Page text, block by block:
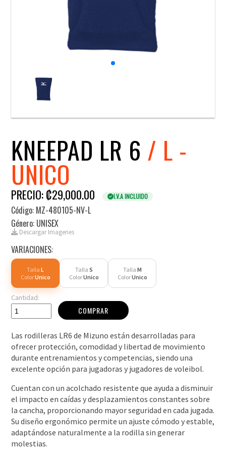
KNEEPAD LR 6 / L -
UNICO
PRECIO: ₡29,000.00 I.V.A INCLUIDO
Código: MZ-480105-NV-L
Género: UNISEX
Descargar Imagenes
VARIACIONES:
Talla L
ColorUnico
Talla S
ColorUnico
Talla M
ColorUnico
Cantidad:
COMPRAR
Las rodilleras LR6 de Mizuno están desarrolladas para
ofrecer protección, comodidad y libertad de movimiento
durante entrenamientos y competencias, siendo una
excelente opción para jugadoras y jugadores de voleibol.
Cuentan con un acolchado resistente que ayuda a disminuir
el impacto en caídas y desplazamientos constantes sobre
la cancha, proporcionando mayor seguridad en cada jugada.
Su diseño ergonómico permite un ajuste cómodo y estable,
adaptándose naturalmente a la rodilla sin generar
molestias.